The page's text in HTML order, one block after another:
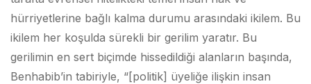
hürriyetlerine bağlı kalma durumu arasındaki ikilem. Bu
ikilem her koşulda sürekli bir gerilim yaratır. Bu
gerilimin en sert biçimde hissedildiği alanların başında,
Benhabib’in tabiriyle, “[politik] üyeliğe ilişkin insan